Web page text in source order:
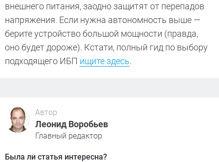
внешнего питания, заодно защитят от перепадов
напряжения. Если нужна автономность выше —
берите устройство большой мощности (правда,
оно будет дороже). Кстати, полный гид по выбору
подходящего ИБП ищите здесь.
Автор
Леонид Воробьев
Главный редактор
Была ли статья интересна?